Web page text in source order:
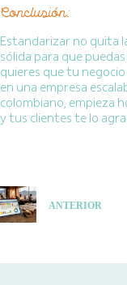
Conclusión:
Estandarizar no quita
sólida para que
quieres que tu
en una empresa
colombiano, empieza
y tus clientes te lo
ANTERIOR